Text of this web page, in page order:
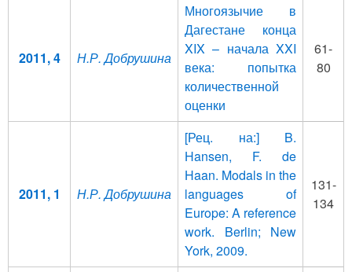
2011, 4 Н.Р. Добрушина
Многоязычие в
Дагестане конца
XIX – начала XXI
века: попытка
количественной
оценки
61-
80
2011, 1 Н.Р. Добрушина
[Рец. на:] B.
Hansen, F. de
Haan. Modals in the
languages of
Europe: A reference
work. Berlin; New
York, 2009.
131-
134